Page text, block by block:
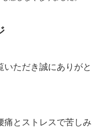
ただき誠にありがと
痛とストレスで苦しみ